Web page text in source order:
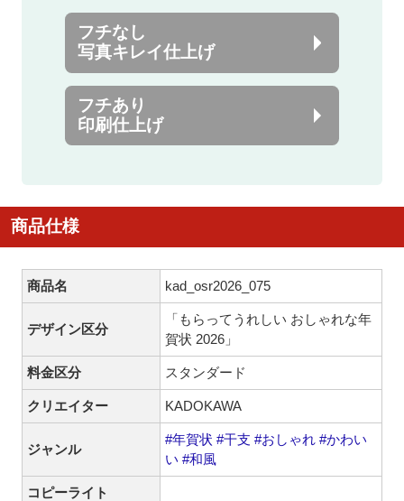
フチなし
写真キレイ仕上げ
フチあり
印刷仕上げ
商品仕様
商品名 kad_osr2026_075
デザイン区分
「もらってうれしい おしゃれな年
賀状 2026」
料金区分 スタンダード
クリエイター KADOKAWA
ジャンル
#年賀状 #干支 #おしゃれ #かわい
い #和風
コピーライト